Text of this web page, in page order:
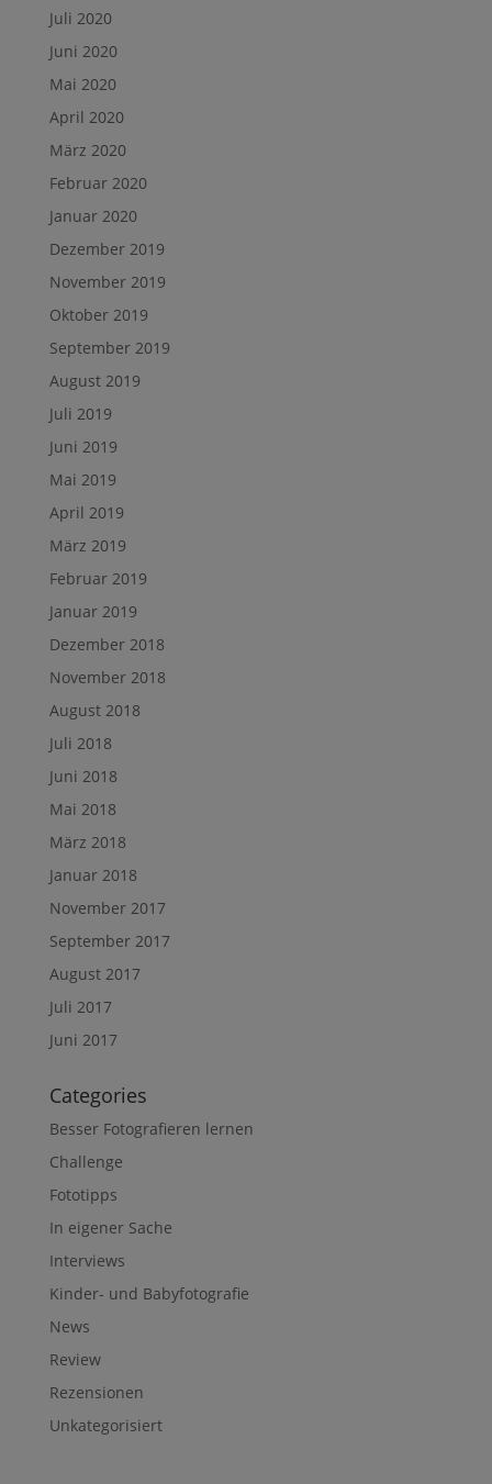
Juli 2020
Juni 2020
Mai 2020
April 2020
März 2020
Februar 2020
Januar 2020
Dezember 2019
November 2019
Oktober 2019
September 2019
August 2019
Juli 2019
Juni 2019
Mai 2019
April 2019
März 2019
Februar 2019
Januar 2019
Dezember 2018
November 2018
August 2018
Juli 2018
Juni 2018
Mai 2018
März 2018
Januar 2018
November 2017
September 2017
August 2017
Juli 2017
Juni 2017
Categories
Besser Fotografieren lernen
Challenge
Fototipps
In eigener Sache
Interviews
Kinder- und Babyfotografie
News
Review
Rezensionen
Unkategorisiert